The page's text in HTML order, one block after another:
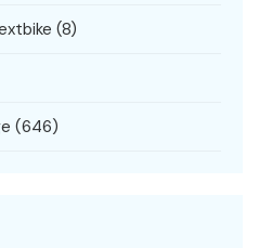
(8)
(646)